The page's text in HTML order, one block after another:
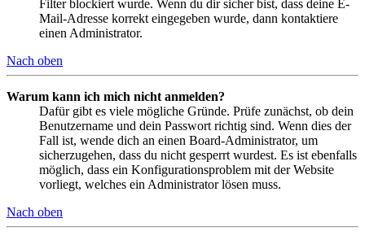
Filter blockiert wurde. Wenn du dir sicher bist, dass deine E-
Mail-Adresse korrekt eingegeben wurde, dann kontaktiere
einen Administrator.
Nach oben
Warum kann ich mich nicht anmelden?
Dafür gibt es viele mögliche Gründe. Prüfe zunächst, ob dein
Benutzername und dein Passwort richtig sind. Wenn dies der
Fall ist, wende dich an einen Board-Administrator, um
sicherzugehen, dass du nicht gesperrt wurdest. Es ist ebenfalls
möglich, dass ein Konfigurationsproblem mit der Website
vorliegt, welches ein Administrator lösen muss.
Nach oben